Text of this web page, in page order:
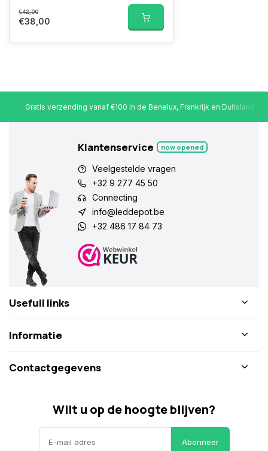
€42,00
€38,00
Gratis verzending vanaf €100 in de Benelux, Frankrijk en Duitsland
Klantenservice now opened
Veelgestelde vragen
+32 9 277 45 50
Connecting
info@leddepot.be
+32 486 17 84 73
Usefull links
Informatie
Contactgegevens
Wilt u op de hoogte blijven?
Abonneer